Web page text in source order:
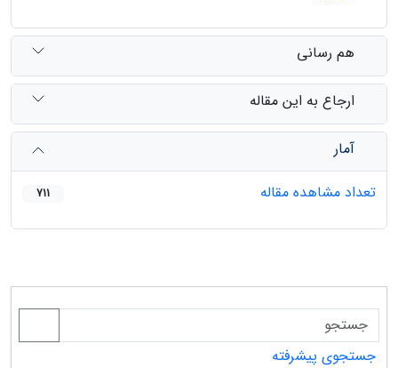
هم رسانی
ارجاع به این مقاله
آمار
تعداد مشاهده مقاله
711
جستجوی پیشرفته